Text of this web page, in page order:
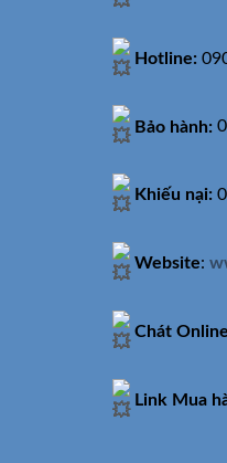
Hotline:
Bảo hành:
Khiếu nại:
Website:
Chát
Link Mua